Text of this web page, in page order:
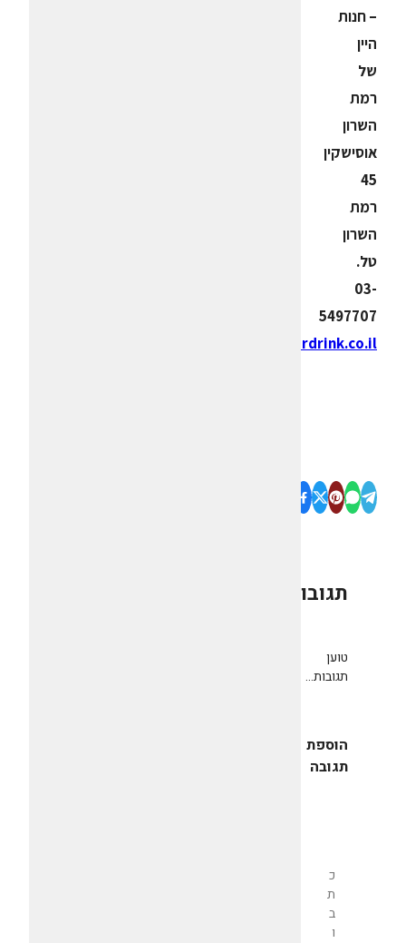
– חנות
היין
של
רמת
השרון
אוסישקין
45
רמת
השרון
טל.
03-
5497707
yoav@superdrink.co.il
תגובות
טוען
תגובות...
הוספת
תגובה